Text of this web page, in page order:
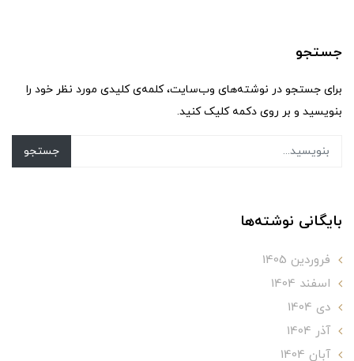
جستجو
برای جستجو در نوشته‌های وب‌سایت، کلمه‌ی کلیدی مورد نظر خود را
بنویسید و بر روی دکمه کلیک کنید.
جستجو
بایگانی نوشته‌ها
فروردین 1405
اسفند 1404
دی 1404
آذر 1404
آبان 1404